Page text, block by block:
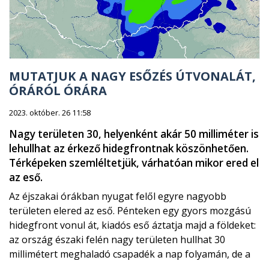
MUTATJUK A NAGY ESŐZÉS ÚTVONALÁT,
ÓRÁRÓL ÓRÁRA
2023. október. 26 11:58
Nagy területen 30, helyenként akár 50 milliméter is
lehullhat az érkező hidegfrontnak köszönhetően.
Térképeken szemléltetjük, várhatóan mikor ered el
az eső.
Az éjszakai órákban nyugat felől egyre nagyobb
területen elered az eső. Pénteken egy gyors mozgású
hidegfront vonul át, kiadós eső áztatja majd a földeket:
az ország északi felén nagy területen hullhat 30
millimétert meghaladó csapadék a nap folyamán, de a